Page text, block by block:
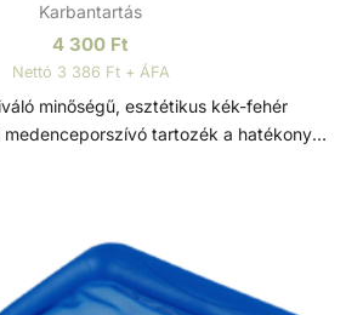
Karbantartás
4 300 Ft
Nettó 3 386 Ft + ÁFA